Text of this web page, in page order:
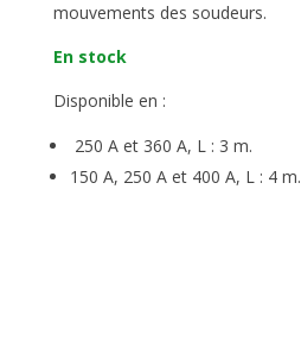
mouvements des soudeurs.
En stock
Disponible en :
250 A et 360 A, L : 3 m.
150 A, 250 A et 400 A, L : 4 m.